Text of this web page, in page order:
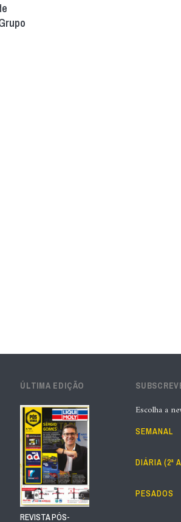
ÚLTIMA EDIÇÃO
REVISTA PÓS-
Escolha a
SEMANAL
DIÁRIA (2ª
PESADOS